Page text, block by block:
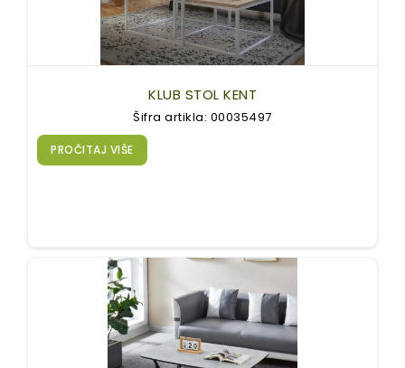
KLUB STOL KENT
Šifra artikla: 00035497
PROČITAJ VIŠE